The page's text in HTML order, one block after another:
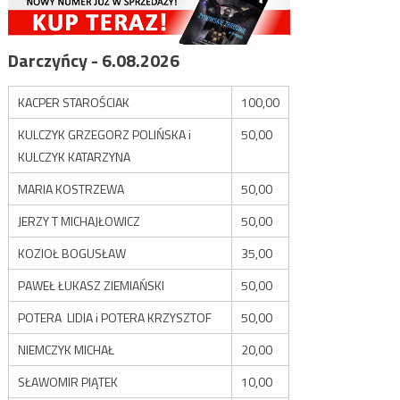
Darczyńcy - 6.08.2026
KACPER STAROŚCIAK
100,00
KULCZYK GRZEGORZ POLIŃSKA i
KULCZYK KATARZYNA
50,00
MARIA KOSTRZEWA
50,00
JERZY T MICHAJŁOWICZ
50,00
KOZIOŁ BOGUSŁAW
35,00
PAWEŁ ŁUKASZ ZIEMIAŃSKI
50,00
POTERA LIDIA i POTERA KRZYSZTOF
50,00
NIEMCZYK MICHAŁ
20,00
SŁAWOMIR PIĄTEK
10,00